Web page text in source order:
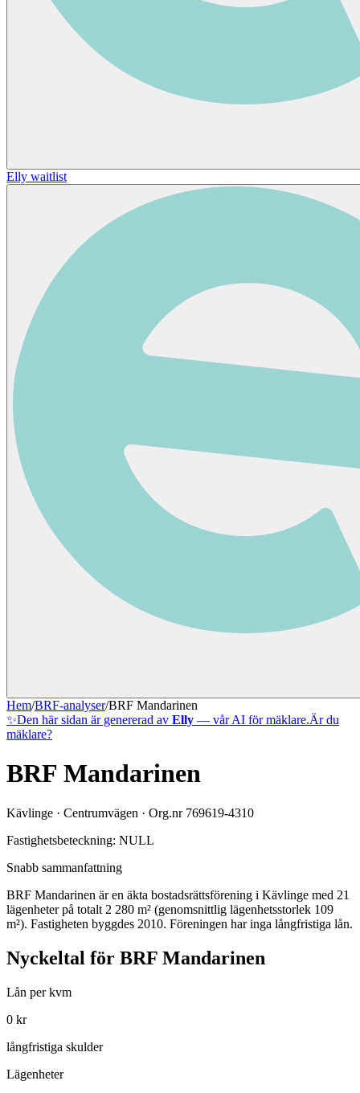
Elly waitlist
Hem/BRF-analyser/BRF Mandarinen
✨Den här sidan är genererad av Elly — vår AI för mäklare.Är du
mäklare?
BRF Mandarinen
Kävlinge · Centrumvägen · Org.nr 769619-4310
Fastighetsbeteckning: NULL
Snabb sammanfattning
BRF Mandarinen är en äkta bostadsrättsförening i Kävlinge med 21
lägenheter på totalt 2 280 m² (genomsnittlig lägenhetsstorlek 109
m²). Fastigheten byggdes 2010. Föreningen har inga långfristiga lån.
Nyckeltal för BRF Mandarinen
Lån per kvm
0 kr
långfristiga skulder
Lägenheter